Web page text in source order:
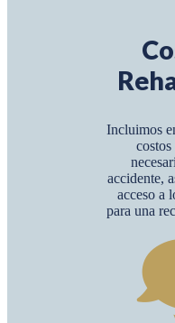
Incluimos
accidente,
acceso a
para una